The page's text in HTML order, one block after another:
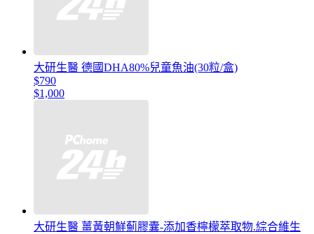
大研生醫 德國DHA80%兒童魚油(30粒/盒)
$790
$1,000
大研生醫 薑黃朝鮮薊膠囊-添加香檸檬萃取物.綜合維生